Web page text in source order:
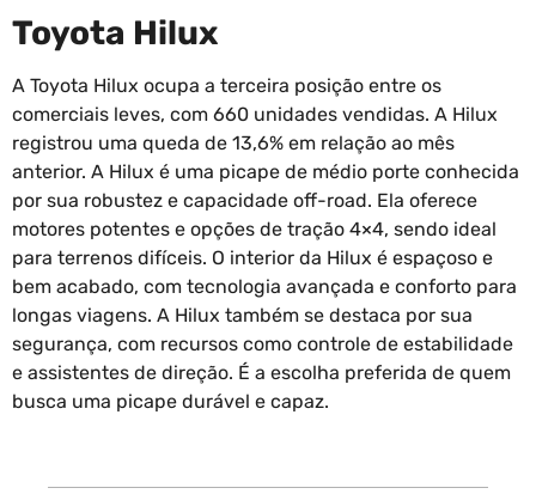
Toyota Hilux
A Toyota Hilux ocupa a terceira posição entre os
comerciais leves, com 660 unidades vendidas. A Hilux
registrou uma queda de 13,6% em relação ao mês
anterior. A Hilux é uma picape de médio porte conhecida
por sua robustez e capacidade off-road. Ela oferece
motores potentes e opções de tração 4×4, sendo ideal
para terrenos difíceis. O interior da Hilux é espaçoso e
bem acabado, com tecnologia avançada e conforto para
longas viagens. A Hilux também se destaca por sua
segurança, com recursos como controle de estabilidade
e assistentes de direção. É a escolha preferida de quem
busca uma picape durável e capaz.